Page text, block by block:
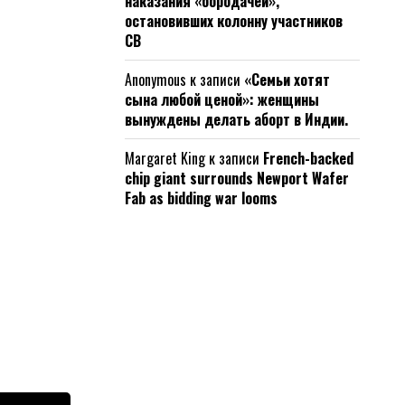
остановивших колонну участников
СВ
Anonymous к записи «Семьи хотят
сына любой ценой»: женщины
вынуждены делать аборт в Индии.
Margaret Kingк записи French-backed
chip giant surrounds Newport Wafer
Fab as bidding war looms